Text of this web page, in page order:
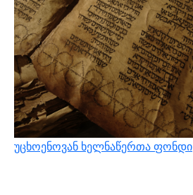
უცხოენოვან ხელნაწერთა ფონდი